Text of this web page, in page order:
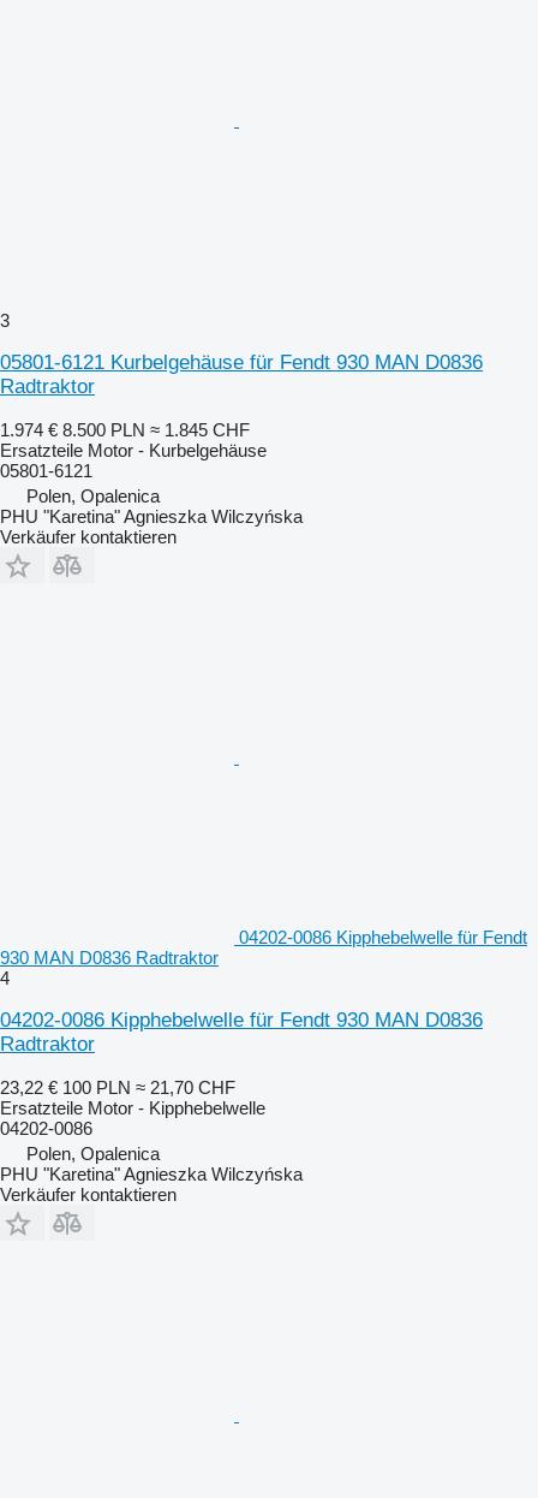
3
05801-6121 Kurbelgehäuse für Fendt 930 MAN D0836
Radtraktor
1.974 € 8.500 PLN ≈ 1.845 CHF
Ersatzteile Motor - Kurbelgehäuse
05801-6121
Polen, Opalenica
PHU "Karetina" Agnieszka Wilczyńska
Verkäufer kontaktieren
04202-0086 Kipphebelwelle für Fendt
930 MAN D0836 Radtraktor
4
04202-0086 Kipphebelwelle für Fendt 930 MAN D0836
Radtraktor
23,22 € 100 PLN ≈ 21,70 CHF
Ersatzteile Motor - Kipphebelwelle
04202-0086
Polen, Opalenica
PHU "Karetina" Agnieszka Wilczyńska
Verkäufer kontaktieren